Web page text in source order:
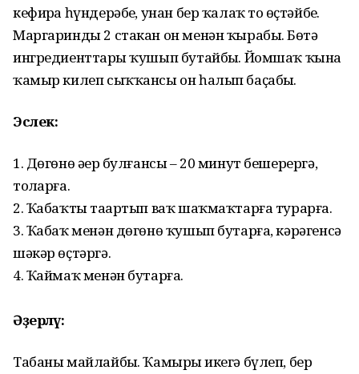
кефирҙа һүндерәбеҙ, унан бер ҡалаҡ тоҙ өҫтәйбеҙ.
Маргаринды 2 стакан он менән ҡырабыҙ. Бөтә
ингредиенттарҙы ҡушып бутайбыҙ. Йомшаҡ ҡына
ҡамыр килеп сыҡҡансы он һалып баҫабыҙ.
Эслек:
1. Дөгөнө әҙер булғансы – 20 минут бешерергә,
тоҙларға.
2. Ҡабаҡты таҙартып ваҡ шаҡмаҡтарға турарға.
3. Ҡабаҡ менән дөгөнө ҡушып бутарға, кәрәгенсә
шәкәр өҫтәргә.
4. Ҡаймаҡ менән бутарға.
Әҙерләү:
Табаны майлайбыҙ. Ҡамырҙы икегә бүлеп, бер